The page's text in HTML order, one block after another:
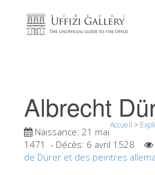
Accueil
Événements et
L' avis des
Contact
Albrecht
Accueil >
Naissance: 21 mai
1471 - Décès: 6 avril 1528
de Dürer et des peintres